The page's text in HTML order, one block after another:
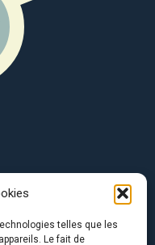
telles que les
Le fait de